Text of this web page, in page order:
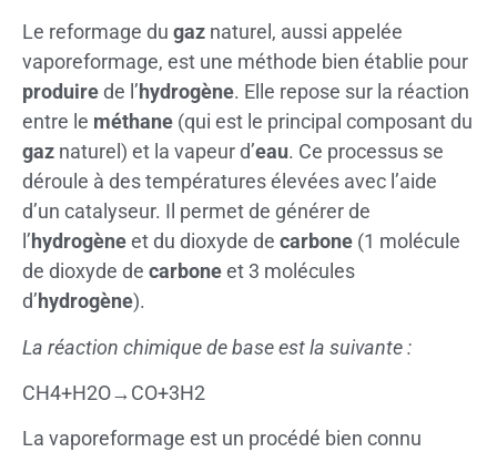
Le reformage du gaz naturel, aussi appelée
vaporeformage, est une méthode bien établie pour
produirede l’hydrogène. Elle repose sur la réaction
entre le méthane (qui est le principal composant du
gaz naturel) et la vapeur d’eau. Ce processus se
déroule à des températures élevées avec l’aide
d’un catalyseur. Il permet de générer de
l’hydrogèneet du dioxyde de carbone (1 molécule
de dioxyde de carboneet 3 molécules
d’hydrogène).
La réaction chimique de base est la suivante :
CH4+H2O→CO+3H2
La vaporeformage est un procédé bien connu